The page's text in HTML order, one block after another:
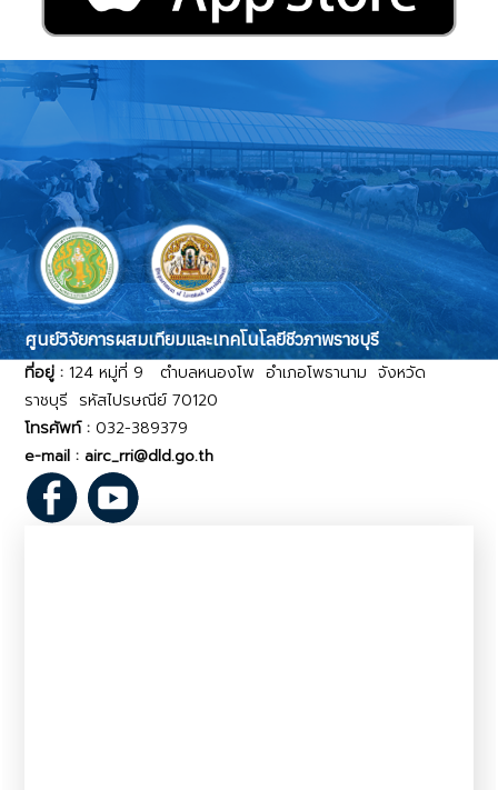
ศูนย์วิจัยการผสมเทียมและเทคโนโลยีชีวภาพราชบุรี
ที่อยู่ :124 หมู่ที่ 9 ตำบลหนองโพ อำเภอโพธานาม จังหวัด
ราชบุรี รหัสไปรษณีย์ 70120
โทรศัพท์ : 032-389379
e-mail : airc_rri@dld.go.th